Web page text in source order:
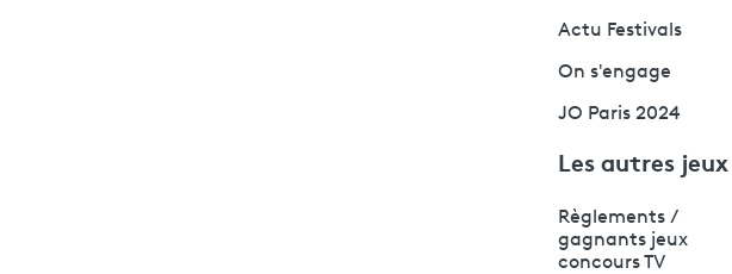
Actu Festivals
On s'engage
JO Paris 2024
Les autres jeux
Règlements /
gagnants jeux
concours TV